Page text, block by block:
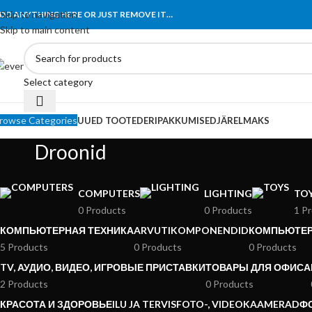
Skip to navigation
Skip to main content
Tähelepanu! Veebisait on väljatöötamisel ning töötab ajutiselt
ANYTHING HERE OR JUST REMOVE IT…
Select category
CategoriesUUED TOOTEDERIPAKKUMISEDJÄRELMAKS
Droonid
COMPUTERS
0 Products
LIGHTING
0 Products
1
КОМПЬЮТЕРНАЯ ТЕХНИКА
5 Products
ARVUTIKOMPONENDID
0 Products
0 Products
TV, АУДИО, ВИДЕО, ИГРОВЫЕ ПРИСТАВКИ
2 Products
ТОВАРЫ ДЛЯ ОФИСА
0 Products
КРАСОТА И ЗДОРОВЬЕILU JA TERVISFOTO-, VIDEOKAAMERAD